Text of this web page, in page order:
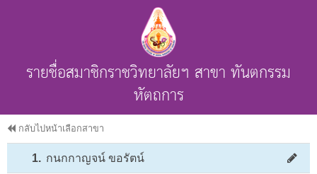
รายชื่อสมาชิกราชวิทยาลัยฯ สาขา ทันตกรรม
หัตถการ
กลับไปหน้าเลือกสาขา
1. กนกกาญจน์ ขอรัตน์